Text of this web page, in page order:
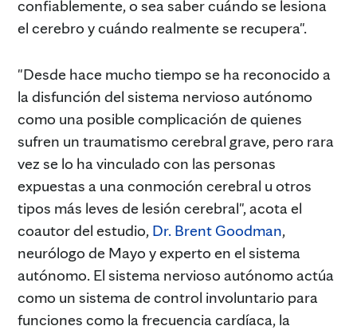
confiablemente, o sea saber cuándo se lesiona
el cerebro y cuándo realmente se recupera".
"Desde hace mucho tiempo se ha reconocido a
la disfunción del sistema nervioso autónomo
como una posible complicación de quienes
sufren un traumatismo cerebral grave, pero rara
vez se lo ha vinculado con las personas
expuestas a una conmoción cerebral u otros
tipos más leves de lesión cerebral", acota el
coautor del estudio, Dr. Brent Goodman,
neurólogo de Mayo y experto en el sistema
autónomo. El sistema nervioso autónomo actúa
como un sistema de control involuntario para
funciones como la frecuencia cardíaca, la